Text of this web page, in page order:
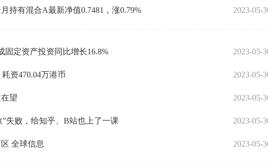
持有混合A最新净值0.7481，涨0.79% 2023-05-
固定资产投资同比增长16.8% 2023-05-
资470.04万港币 2023-05-
望 2023-05-
失败，给知乎、B站也上了一课 2023-05-
全球信息 2023-05-